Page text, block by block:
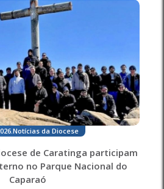
. Notícias da Diocese
de Caratinga participam
no Parque Nacional do
Caparaó